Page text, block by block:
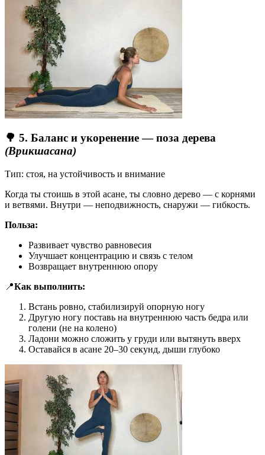
🌳 5. Баланс и укоренение — поза дерева
(Врикшасана)
Тип: стоя, на устойчивость и внимание
Когда ты стоишь в этой асане, ты словно дерево — с корнями
и ветвями. Внутри — неподвижность, снаружи — гибкость.
Польза:
Развивает чувство равновесия
Улучшает концентрацию и связь с телом
Возвращает внутреннюю опору
📍Как выполнить:
Встань ровно, стабилизируй опорную ногу
Другую ногу поставь на внутреннюю часть бедра или
голени (не на колено)
Ладони можно сложить у груди или вытянуть вверх
Оставайся в асане 20–30 секунд, дыши глубоко